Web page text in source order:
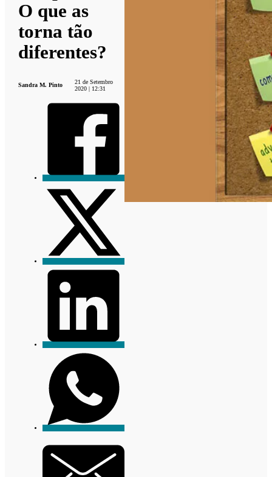
O que as
torna tão
diferentes?
Sandra M. Pinto
21 de Setembro
2020 | 12:31